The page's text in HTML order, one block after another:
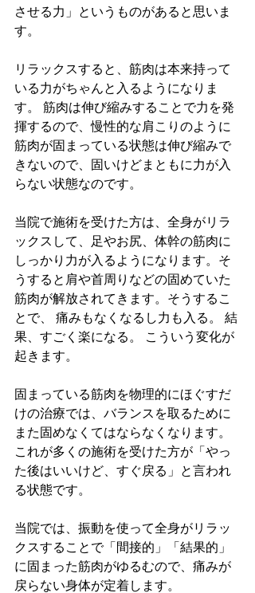
させる力」というものがあると思いま
す。
リラックスすると、筋肉は本来持って
いる力がちゃんと入るようになりま
す。 筋肉は伸び縮みすることで力を発
揮するので、慢性的な肩こりのように
筋肉が固まっている状態は伸び縮みで
きないので、固いけどまともに力が入
らない状態なのです。
当院で施術を受けた方は、全身がリラ
ックスして、足やお尻、体幹の筋肉に
しっかり力が入るようになります。そ
うすると肩や首周りなどの固めていた
筋肉が解放されてきます。そうするこ
とで、 痛みもなくなるし力も入る。 結
果、すごく楽になる。 こういう変化が
起きます。
固まっている筋肉を物理的にほぐすだ
けの治療では、バランスを取るために
また固めなくてはならなくなります。
これが多くの施術を受けた方が「やっ
た後はいいけど、すぐ戻る」と言われ
る状態です。
当院では、振動を使って全身がリラッ
クスすることで「間接的」「結果的」
に固まった筋肉がゆるむので、痛みが
戻らない身体が定着します。